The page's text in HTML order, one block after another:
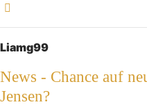
Liamg99
News - Chance auf
Jensen?